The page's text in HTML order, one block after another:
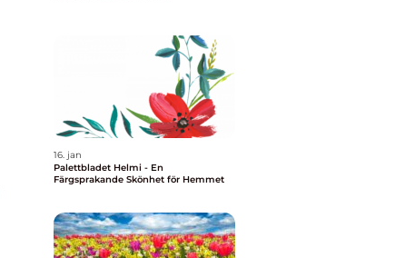
16. jan
Palettbladet Helmi - En
Färgsprakande Skönhet för Hemmet